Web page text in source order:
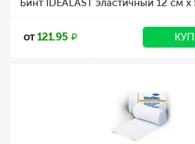
Бинт IDEALAST эластичный 12 см х
от121.95